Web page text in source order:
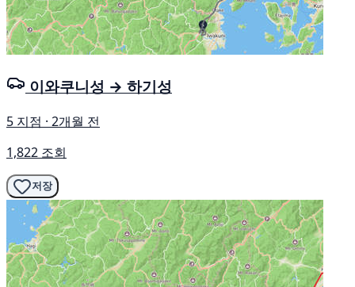
이와쿠니성 → 하기성
5 지점 · 2개월 전
1,822 조회
저장